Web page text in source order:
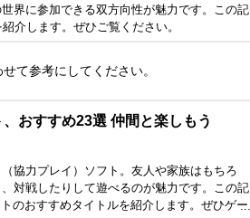
界に参加できる双方向性が魅力です。この記
介します。ぜひご覧ください。
て参考にしてください。
おすすめ23選 仲間と楽しもう
協力プレイ）ソフト。友人や家族はもちろ
対戦したりして遊べるのが魅力です。この記
のおすすめタイトルを紹介します。ぜひゲー